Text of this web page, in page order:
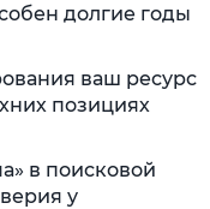
долгие годы
ваш ресурс
позициях
в поисковой
у